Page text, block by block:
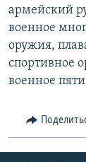
армейский
военное
оружия,
спортивное
военное